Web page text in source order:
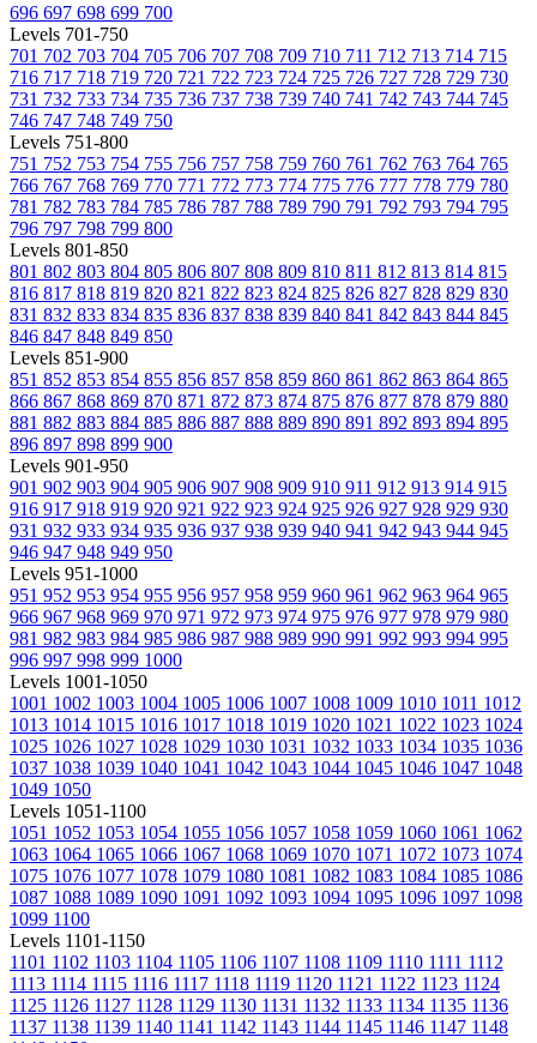
696 697 698 699 700
Levels 701-750
701 702 703 704 705 706 707 708 709 710 711 712 713 714 715
716 717 718 719 720 721 722 723 724 725 726 727 728 729 730
731 732 733 734 735 736 737 738 739 740 741 742 743 744 745
746 747 748 749 750
Levels 751-800
751 752 753 754 755 756 757 758 759 760 761 762 763 764 765
766 767 768 769 770 771 772 773 774 775 776 777 778 779 780
781 782 783 784 785 786 787 788 789 790 791 792 793 794 795
796 797 798 799 800
Levels 801-850
801 802 803 804 805 806 807 808 809 810 811 812 813 814 815
816 817 818 819 820 821 822 823 824 825 826 827 828 829 830
831 832 833 834 835 836 837 838 839 840 841 842 843 844 845
846 847 848 849 850
Levels 851-900
851 852 853 854 855 856 857 858 859 860 861 862 863 864 865
866 867 868 869 870 871 872 873 874 875 876 877 878 879 880
881 882 883 884 885 886 887 888 889 890 891 892 893 894 895
896 897 898 899 900
Levels 901-950
901 902 903 904 905 906 907 908 909 910 911 912 913 914 915
916 917 918 919 920 921 922 923 924 925 926 927 928 929 930
931 932 933 934 935 936 937 938 939 940 941 942 943 944 945
946 947 948 949 950
Levels 951-1000
951 952 953 954 955 956 957 958 959 960 961 962 963 964 965
966 967 968 969 970 971 972 973 974 975 976 977 978 979 980
981 982 983 984 985 986 987 988 989 990 991 992 993 994 995
996 997 998 999 1000
Levels 1001-1050
1001 1002 1003 1004 1005 1006 1007 1008 1009 1010 1011 1012
1013 1014 1015 1016 1017 1018 1019 1020 1021 1022 1023 1024
1025 1026 1027 1028 1029 1030 1031 1032 1033 1034 1035 1036
1037 1038 1039 1040 1041 1042 1043 1044 1045 1046 1047 1048
1049 1050
Levels 1051-1100
1051 1052 1053 1054 1055 1056 1057 1058 1059 1060 1061 1062
1063 1064 1065 1066 1067 1068 1069 1070 1071 1072 1073 1074
1075 1076 1077 1078 1079 1080 1081 1082 1083 1084 1085 1086
1087 1088 1089 1090 1091 1092 1093 1094 1095 1096 1097 1098
1099 1100
Levels 1101-1150
1101 1102 1103 1104 1105 1106 1107 1108 1109 1110 1111 1112
1113 1114 1115 1116 1117 1118 1119 1120 1121 1122 1123 1124
1125 1126 1127 1128 1129 1130 1131 1132 1133 1134 1135 1136
1137 1138 1139 1140 1141 1142 1143 1144 1145 1146 1147 1148